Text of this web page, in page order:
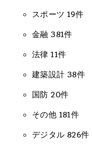
スポーツ 19件
金融 381件
法律 11件
建築設計 38件
国防 20件
その他 181件
デジタル 826件